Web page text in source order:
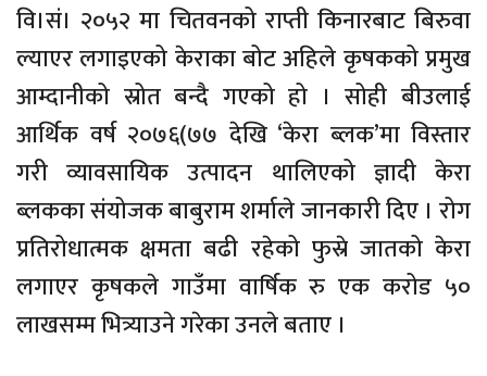
वि।सं। २०५२ मा चितवनको राप्ती किनारबाट बिरुवा
ल्याएर लगाइएको केराका बोट अहिले कृषकको प्रमुख
आम्दानीको स्रोत बन्दै गएको हो । सोही बीउलाई
आर्थिक वर्ष २०७६(७७ देखि ‘केरा ब्लक’मा विस्तार
गरी व्यावसायिक उत्पादन थालिएको ज्ञादी केरा
ब्लकका संयोजक बाबुराम शर्माले जानकारी दिए । रोग
प्रतिरोधात्मक क्षमता बढी रहेको फुस्रे जातको केरा
लगाएर कृषकले गाउँमा वार्षिक रु एक करोड ५०
लाखसम्म भित्र्याउने गरेका उनले बताए ।